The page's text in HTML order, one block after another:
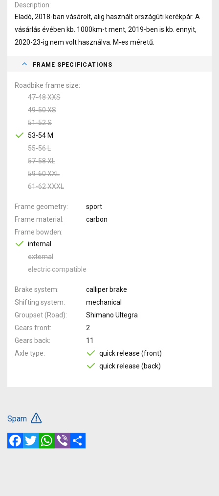
Description
Eladó, 2018-ban vásárolt, alig használt országúti kerékpár. A
vásárlás évében kb. 1000km-t ment, 2019-ben is kb. ennyit,
2020-23-ig nem volt használva. M-es méretű.
FRAME SPECIFICATIONS
Roadbike frame size
47-48 XXS
49-50 XS
51-52 S
53-54 M
55-56 L
57-58 XL
59-60 XXL
61-62 XXXL
Frame geometry
sport
Frame material
carbon
Frame bowden
internal
external
electric compatible
Brake system
calliper brake
Shifting system
mechanical
Groupset (Road)
Shimano Ultegra
Gears front
2
Gears back
11
Axle type
quick release (front)
quick release (back)
Spam
FacebookTwitterWhatsApp
Viber